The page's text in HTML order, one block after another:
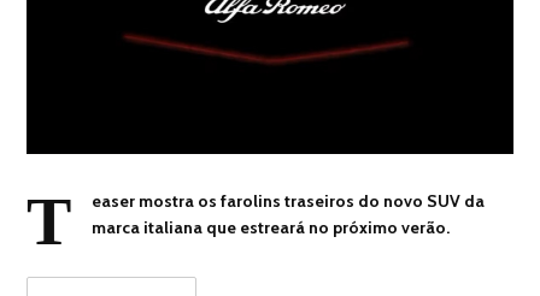
T
easer mostra os farolins traseiros do novo SUV da
marca italiana que estreará no próximo verão.